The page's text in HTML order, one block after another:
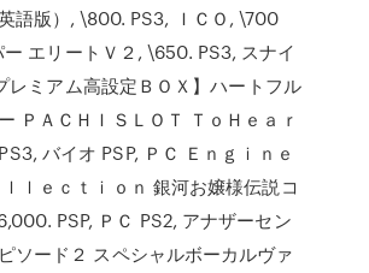
語版）, \800. PS3, ＩＣＯ, \700
エリートＶ２, \650. PS3, スナイ
レミアム高設定ＢＯＸ】ハートフル
ＰＡＣＨＩＳＬＯＴ ＴｏＨｅａｒ
バイオ PSP, ＰＣ Ｅｎｇｉｎｅ
ｌｅｃｔｉｏｎ 銀河お嬢様伝説コ
PSP, ＰＣ PS2, アナザーセン
ソード２ スペシャルボーカルヴァ